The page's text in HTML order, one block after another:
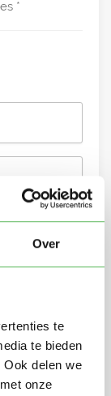
Over
te
te bieden
delen we
onzeper